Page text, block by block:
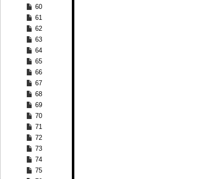
60
61
62
63
64
65
66
67
68
69
70
71
72
73
74
75